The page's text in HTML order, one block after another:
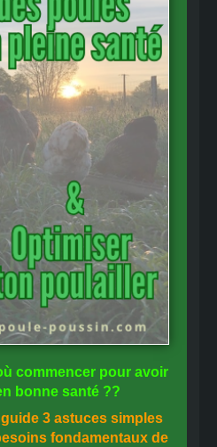
commencer pour avoir
bonne santé ??
3 astuces simples
fondamentaux de